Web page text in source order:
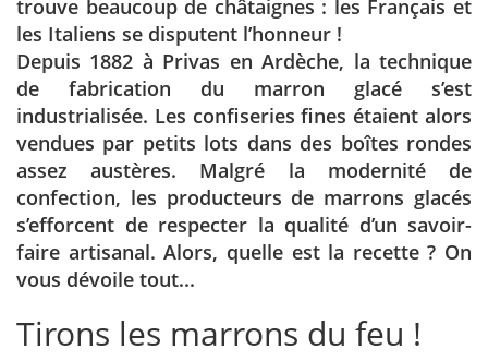
trouve beaucoup de châtaignes : les Français et
les Italiens se disputent l’honneur !
Depuis 1882 à Privas en Ardèche, la technique
de fabrication du marron glacé s’est
industrialisée. Les confiseries fines étaient alors
vendues par petits lots dans des boîtes rondes
assez austères. Malgré la modernité de
confection, les producteurs de marrons glacés
s’efforcent de respecter la qualité d’un savoir-
faire artisanal. Alors, quelle est la recette ? On
vous dévoile tout...
Tirons les marrons du feu !